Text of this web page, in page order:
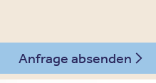
Anfrage absenden